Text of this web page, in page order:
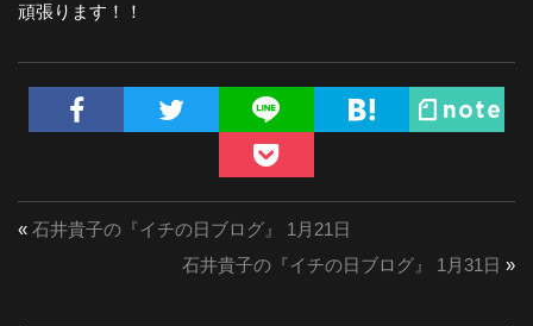
頑張ります！！
« 石井貴子の『イチの日ブログ』 1月21日
石井貴子の『イチの日ブログ』 1月31日 »